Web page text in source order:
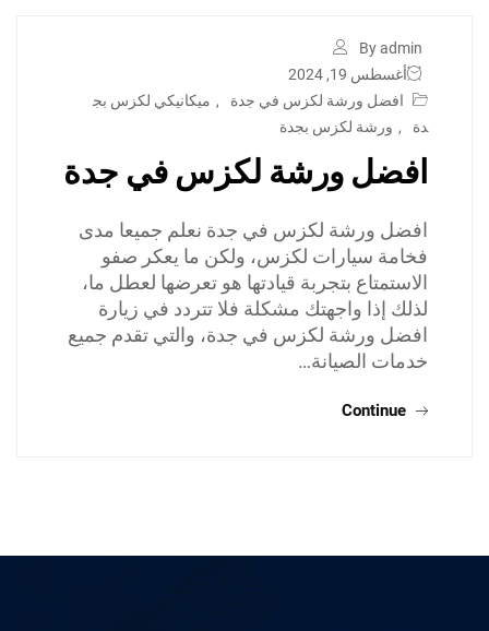
By admin
أغسطس 19, 2024
افضل ورشة لكزس في جدة
, ميكانيكي لكزس بج
دة
, ورشة لكزس بجدة
افضل ورشة لكزس في جدة
افضل ورشة لكزس في جدة نعلم جميعا مدى
فخامة سيارات لكزس، ولكن ما يعكر صفو
الاستمتاع بتجربة قيادتها هو تعرضها لعطل ما،
لذلك إذا واجهتك مشكلة فلا تتردد في زيارة
افضل ورشة لكزس في جدة، والتي تقدم جميع
خدمات الصيانة…
Continue